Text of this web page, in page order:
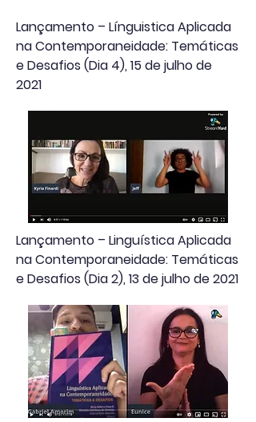
Lançamento – Línguistica Aplicada
na Contemporaneidade: Temáticas
e Desafios (Dia 4), 15 de julho de
2021
Lançamento – Linguística Aplicada
na Contemporaneidade: Temáticas
e Desafios (Dia 2), 13 de julho de 2021